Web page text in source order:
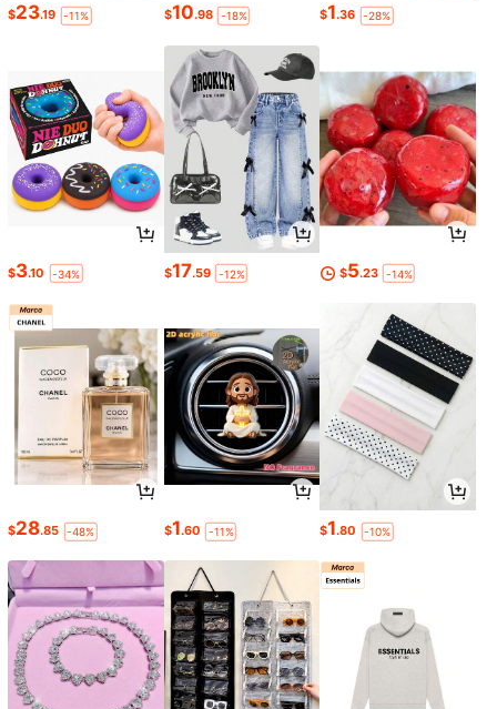
$23.19 -11% $10.98 -18% $1.36 -28%
$3.10 -34% $17.59 -12% $5.23 -14%
$28.85 -48% $1.60 -11% $1.80 -10%